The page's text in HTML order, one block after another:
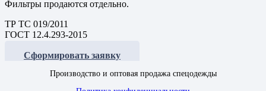
Фильтры продаются отдельно.
ТР ТС 019/2011
ГОСТ 12.4.293-2015
Сформировать заявку
Производство и оптовая продажа спецодежды